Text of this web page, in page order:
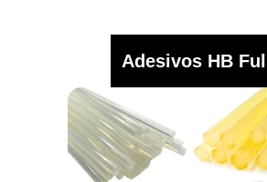
Adesivos HB